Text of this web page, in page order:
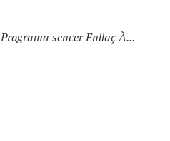
sencer Enllaç À...